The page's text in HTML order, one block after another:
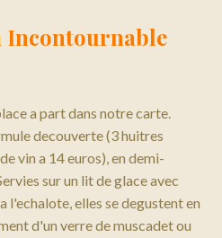
Incontournable
a part dans notre carte.
decouverte (3 huitres
vin a 14 euros), en demi-
sur un lit de glace avec
l'echalote, elles se degustent en
d'un verre de muscadet ou